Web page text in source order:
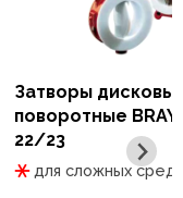
Затворы
поворотные
22/23
для сложных сред